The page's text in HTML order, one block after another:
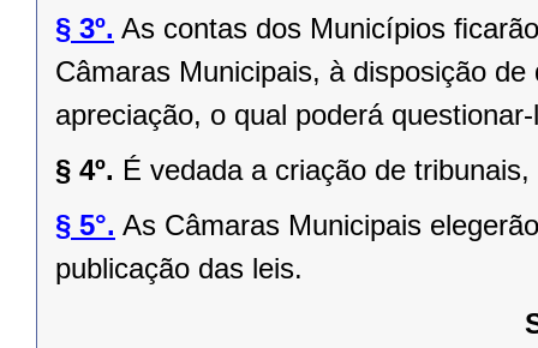
§ 3º. As contas dos Municípios
Câmaras Municipais, à disposição
apreciação, o qual poderá
§ 4º. É vedada a criação de
§ 5°. As Câmaras Municipais
publicação das leis.